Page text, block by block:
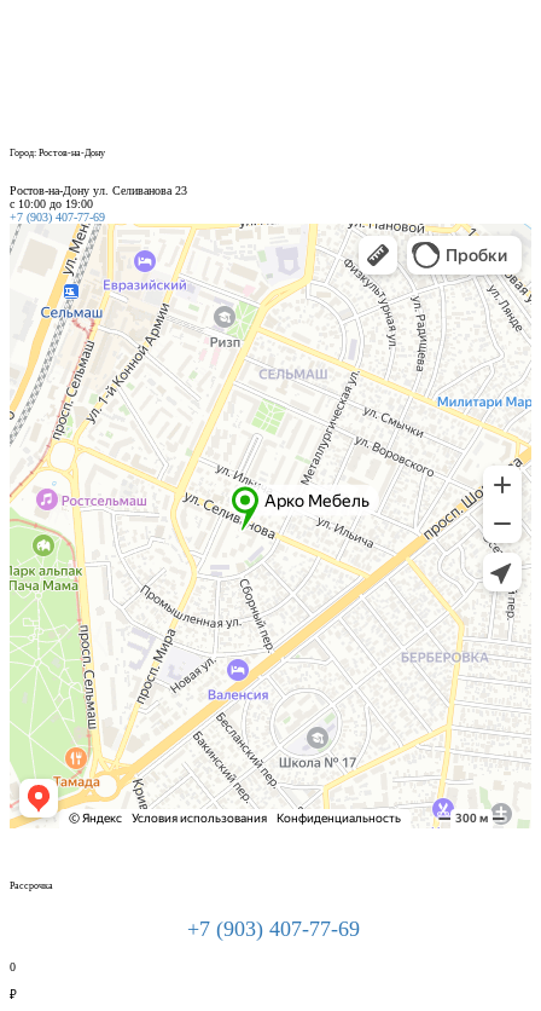
Город: Ростов-на-Дону
Ростов-на-Дону ул. Селиванова 23
с 10:00 до 19:00
+7 (903) 407-77-69
Рассрочка
+7 (903) 407-77-69
0
₽